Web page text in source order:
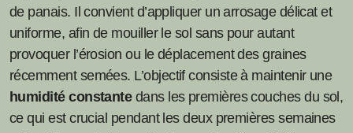
de panais. Il convient d’appliquer un arrosage délicat et
uniforme, afin de mouiller le sol sans pour autant
provoquer l’érosion ou le déplacement des graines
récemment semées. L’objectif consiste à maintenir une
humidité constantedans les premières couches du sol,
ce qui est crucial pendant les deux premières semaines